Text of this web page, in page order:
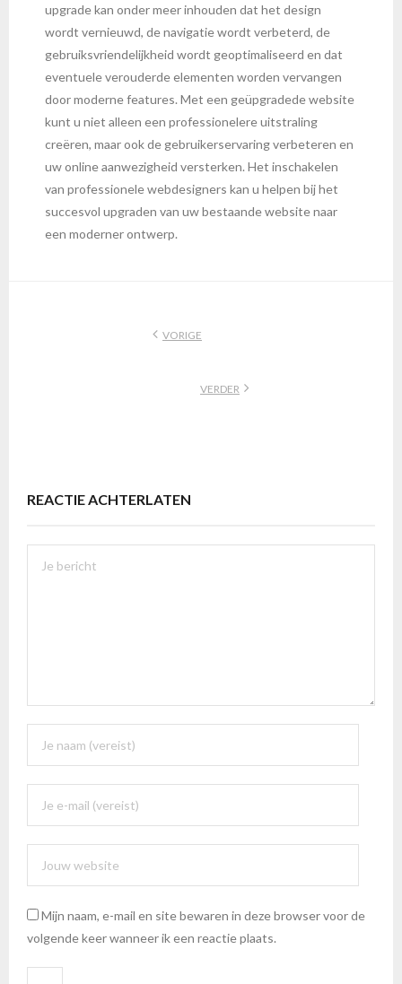
upgrade kan onder meer inhouden dat het design
wordt vernieuwd, de navigatie wordt verbeterd, de
gebruiksvriendelijkheid wordt geoptimaliseerd en dat
eventuele verouderde elementen worden vervangen
door moderne features. Met een geüpgradede website
kunt u niet alleen een professionelere uitstraling
creëren, maar ook de gebruikerservaring verbeteren en
uw online aanwezigheid versterken. Het inschakelen
van professionele webdesigners kan u helpen bij het
succesvol upgraden van uw bestaande website naar
een moderner ontwerp.
VORIGE
VERDER
REACTIE ACHTERLATEN
Mijn naam, e-mail en site bewaren in deze browser voor de
volgende keer wanneer ik een reactie plaats.